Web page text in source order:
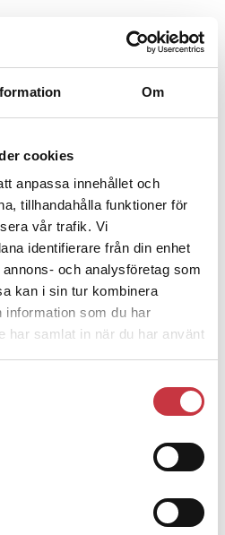
Om
cookies
anpassa innehållet och
tillhandahålla funktioner för
vår trafik. Vi
identifierare från din enhet
och analysföretag som
kan i sin tur kombinera
information som du har
har samlat in när du har använt
Snart 20 år i tjänst
är inte evidenskrav som